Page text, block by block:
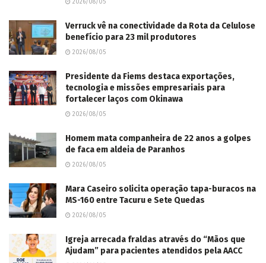
2026/08/05
Verruck vê na conectividade da Rota da Celulose
benefício para 23 mil produtores
2026/08/05
Presidente da Fiems destaca exportações,
tecnologia e missões empresariais para
fortalecer laços com Okinawa
2026/08/05
Homem mata companheira de 22 anos a golpes
de faca em aldeia de Paranhos
2026/08/05
Mara Caseiro solicita operação tapa-buracos na
MS-160 entre Tacuru e Sete Quedas
2026/08/05
Igreja arrecada fraldas através do “Mãos que
Ajudam” para pacientes atendidos pela AACC